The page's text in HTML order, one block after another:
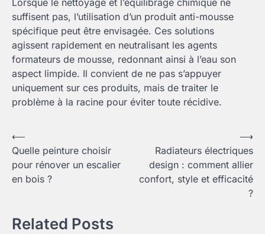
suffisent pas, l’utilisation d’un produit anti-mousse
spécifique peut être envisagée. Ces solutions
agissent rapidement en neutralisant les agents
formateurs de mousse, redonnant ainsi à l’eau son
aspect limpide. Il convient de ne pas s’appuyer
uniquement sur ces produits, mais de traiter le
problème à la racine pour éviter toute récidive.
Navigation
de
l’article
⟵
Quelle peinture choisir
pour rénover un escalier
en bois ?
Radiateurs électriques
design : comment allier
confort, style et efficacité
?
⟶
Related Posts